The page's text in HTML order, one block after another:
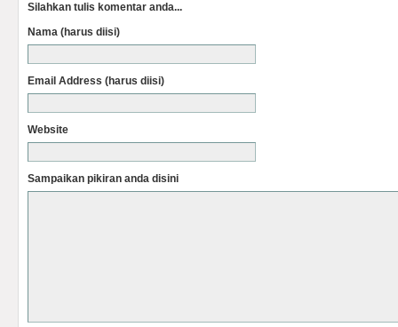
Silahkan tulis komentar anda...
Nama (harus diisi)
Email Address (harus diisi)
Website
Sampaikan pikiran anda disini